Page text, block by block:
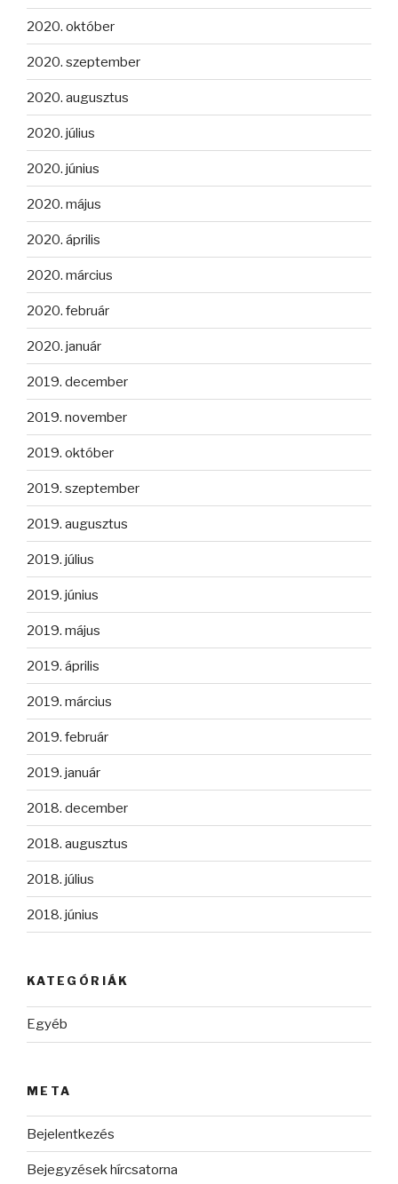
2020. október
2020. szeptember
2020. augusztus
2020. július
2020. június
2020. május
2020. április
2020. március
2020. február
2020. január
2019. december
2019. november
2019. október
2019. szeptember
2019. augusztus
2019. július
2019. június
2019. május
2019. április
2019. március
2019. február
2019. január
2018. december
2018. augusztus
2018. július
2018. június
KATEGÓRIÁK
Egyéb
META
Bejelentkezés
Bejegyzések hírcsatorna